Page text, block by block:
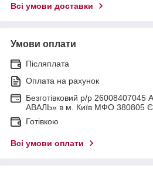
Всі умови доставки
Умови оплати
Післяплата
Оплата на рахунок
Безготівковий р/р
АВАЛЬ» в м. Київ МФО 380805
Готівкою
Всі умови оплати